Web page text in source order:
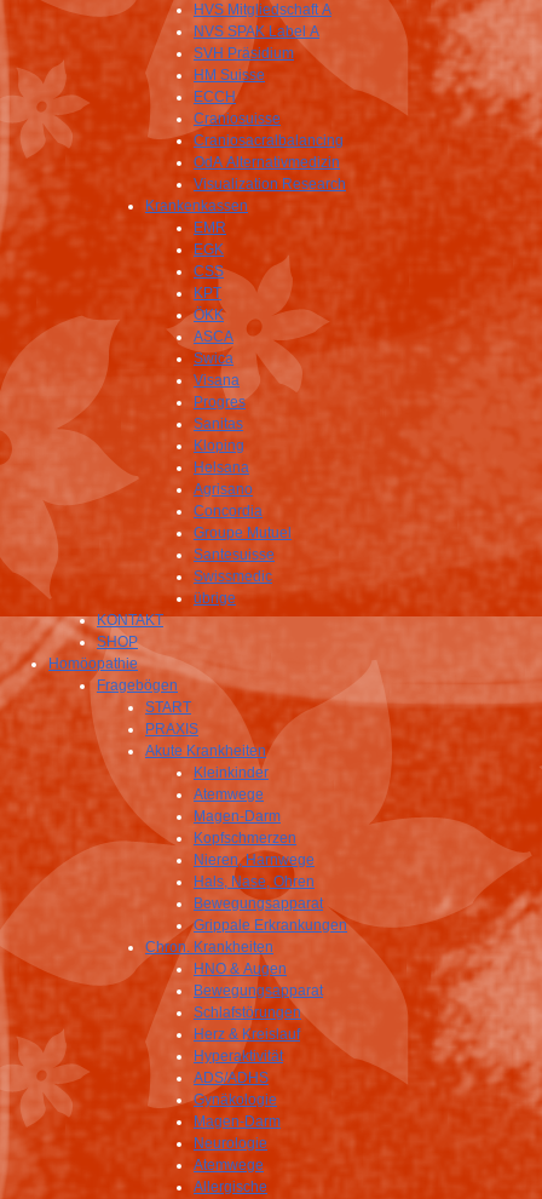
HVS Mitgliedschaft A
NVS SPAK Label A
SVH Präsidium
HM Suisse
ECCH
Craniosuisse
Craniosacralbalancing
OdA Alternativmedizin
Visualization Research
Krankenkassen
EMR
EGK
CSS
KPT
ÖKK
ASCA
Swica
Visana
Progres
Sanitas
Kloping
Helsana
Agrisano
Concordia
Groupe Mutuel
Santesuisse
Swissmedic
übrige
KONTAKT
SHOP
Homöopathie
Fragebögen
START
PRAXIS
Akute Krankheiten
Kleinkinder
Atemwege
Magen-Darm
Kopfschmerzen
Nieren, Harnwege
Hals, Nase, Ohren
Bewegungsapparat
Grippale Erkrankungen
Chron. Krankheiten
HNO & Augen
Bewegungsapparat
Schlafstörungen
Herz & Kreislauf
Hyperaktivität
ADS/ADHS
Gynäkologie
Magen-Darm
Neurologie
Atemwege
Allergische